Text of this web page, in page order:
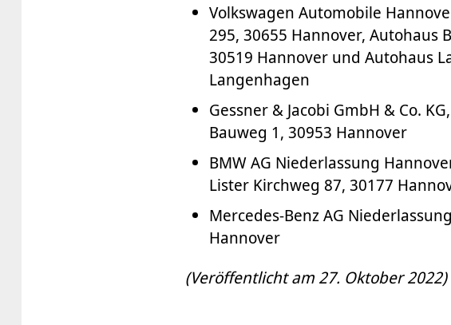
Volkswagen Automobile
295, 30655 Hannover, Autohaus
30519 Hannover und Autohaus
Langenhagen
Gessner & Jacobi GmbH & Co.
Bauweg 1, 30953 Hannover
BMW AG Niederlassung
Lister Kirchweg 87, 30177
Mercedes-Benz AG
Hannover
(Veröffentlicht am 27. Oktober 2022)